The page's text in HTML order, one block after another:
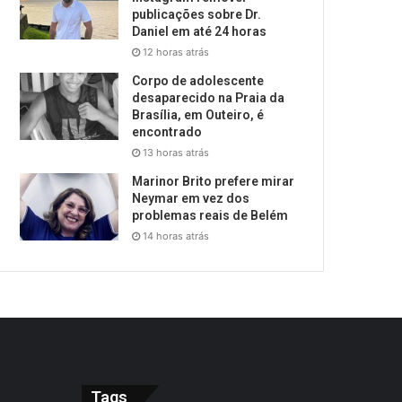
publicações sobre Dr.
Daniel em até 24 horas
12 horas atrás
Corpo de adolescente
desaparecido na Praia da
Brasília, em Outeiro, é
encontrado
13 horas atrás
Marinor Brito prefere mirar
Neymar em vez dos
problemas reais de Belém
14 horas atrás
Tags